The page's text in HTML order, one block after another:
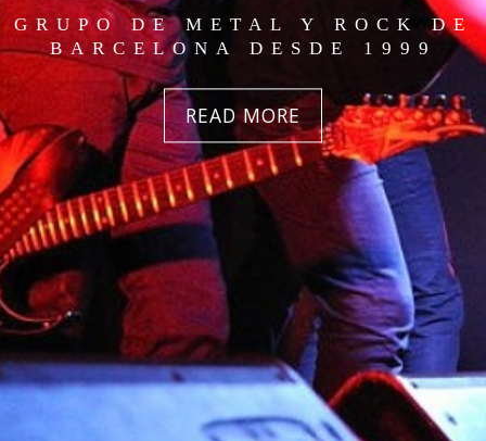
GRUPO DE METAL Y ROCK DE
BARCELONA DESDE 1999
READ MORE